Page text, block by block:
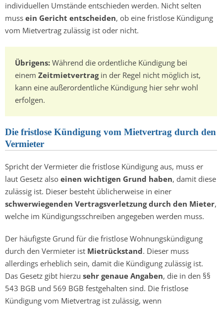
individuellen Umstände entschieden werden. Nicht selten
muss ein Gericht entscheiden, ob eine fristlose Kündigung
vom Mietvertrag zulässig ist oder nicht.
Übrigens: Während die ordentliche Kündigung bei
einem Zeitmietvertragin der Regel nicht möglich ist,
kann eine außerordentliche Kündigung hier sehr wohl
erfolgen.
Die fristlose Kündigung vom Mietvertrag durch den
Vermieter
Spricht der Vermieter die fristlose Kündigung aus, muss er
laut Gesetz also einen wichtigen Grund haben, damit diese
zulässig ist. Dieser besteht üblicherweise in einer
schwerwiegenden Vertragsverletzung durch den Mieter,
welche im Kündigungsschreiben angegeben werden muss.
Der häufigste Grund für die fristlose Wohnungskündigung
durch den Vermieter ist Mietrückstand. Dieser muss
allerdings erheblich sein, damit die Kündigung zulässig ist.
Das Gesetz gibt hierzu sehr genaue Angaben, die in den §§
543 BGB und 569 BGB festgehalten sind. Die fristlose
Kündigung vom Mietvertrag ist zulässig, wenn